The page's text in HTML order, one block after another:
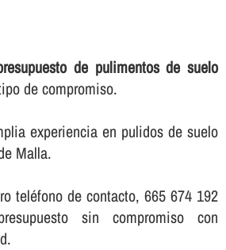
de pulimentos de suelo
de compromiso.
experiencia en pulidos de suelo
Malla.
teléfono de contacto, 665 674 192
sin compromiso con